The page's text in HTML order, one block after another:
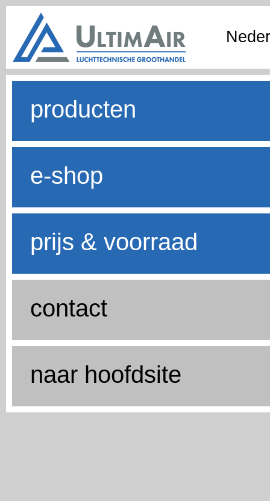
producten
e-shop
prijs & voorraad
contact
naar hoofdsite